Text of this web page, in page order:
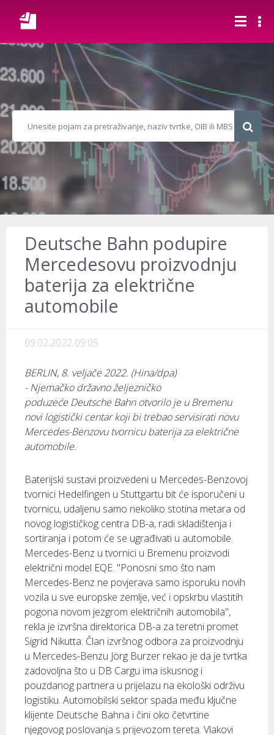
Deutsche Bahn podupire
Mercedesovu proizvodnju
baterija za električne
automobile
09.02.2022 09:05
BERLIN, 8. veljače 2022. (Hina/dpa)
- Njemačko državno željezničko
poduzeće Deutsche Bahn otvorilo je u Bremenu
novi logistički centar koji bi trebao servisirati novu
Mercedes-Benzovu tvornicu baterija za električne
automobile.
Baterijski sustavi proizvedeni u Mercedes-Benzovoj
tvornici Hedelfingen u Stuttgartu bit će isporučeni u
tvornicu, udaljenu samo nekoliko stotina metara od
novog logističkog centra DB-a, radi skladištenja i
sortiranja i potom će se ugrađivati u automobile.
Mercedes-Benz u tvornici u Bremenu proizvodi
električni model EQE. "Ponosni smo što nam
Mercedes-Benz ne povjerava samo isporuku novih
vozila u sve europske zemlje, već i opskrbu vlastitih
pogona novom jezgrom električnih automobila",
rekla je izvršna direktorica DB-a za teretni promet
Sigrid Nikutta. Član izvršnog odbora za proizvodnju
u Mercedes-Benzu Jörg Burzer rekao je da je tvrtka
zadovoljna što u DB Cargu ima iskusnog i
pouzdanog partnera u prijelazu na ekološki održivu
logistiku. Automobilski sektor spada među ključne
klijente Deutsche Bahna i čini oko četvrtine
njegovog poslovanja s prijevozom tereta. Vlakovi